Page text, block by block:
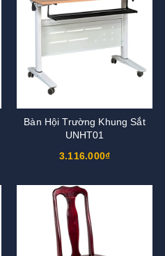
Bàn Hội Trường Khung Sắt
UNHT01
3.116.000₫